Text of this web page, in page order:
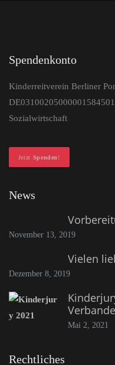
Spendenkonto
Kinderreitverein Berliner
Sozialwirtschaft
Jetzt Spenden !
News
November 13, 2019
Vielen
Dezember 8, 2019
Mai 2, 2021
Rechtliches